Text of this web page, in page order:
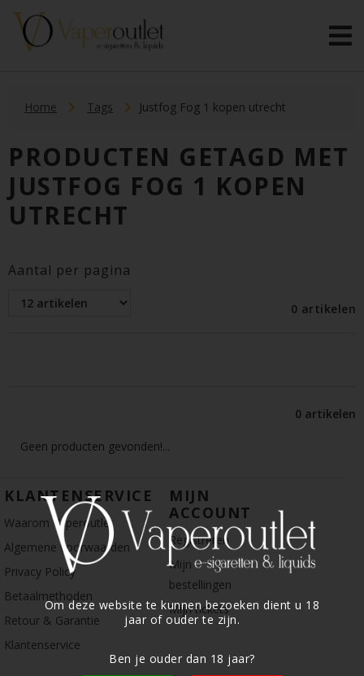
Om deze website te kunnen bezoeken dient u 18
jaar of ouder te zijn.
Ben je ouder dan 18 jaar?
Home Tags Justfog Fog 1 kopen utrecht
PRODUCTEN GETAGD MET
JUSTFOG FOG 1 KOPEN
UTRECHT
Aantal per pagina
0 artikelen
0 artikelen
Geen producten gevonden!...
KLANTENSERVICE
Waarom Vaperoutlet
Algemene voorwaarden
Privacy Policy
Betaalmethoden
Retour & Garantie
Klantenservice
MIJN
ACCOUNT
Registreren
Mijn
bestellingen
Mijn tickets